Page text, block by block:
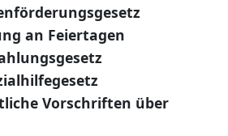
an Feiertagen
Vorschriften über